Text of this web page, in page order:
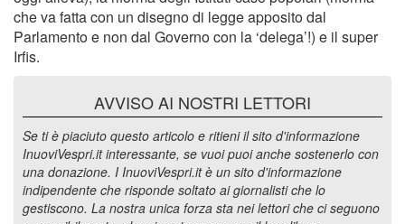
che va fatta con un disegno di legge apposito dal
Parlamento e non dal Governo con la ‘delega’!) e il super
Irfis.
AVVISO AI NOSTRI LETTORI
Se ti è piaciuto questo articolo e ritieni il sito d'informazione
InuoviVespri.it interessante, se vuoi puoi anche sostenerlo con
una donazione. I InuoviVespri.it è un sito d'informazione
indipendente che risponde soltato ai giornalisti che lo
gestiscono. La nostra unica forza sta nei lettori che ci seguono